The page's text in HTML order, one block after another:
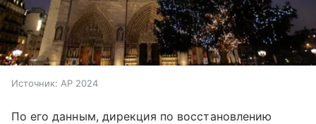
Источник: AP 2024
По его данным, дирекция по восстановлению